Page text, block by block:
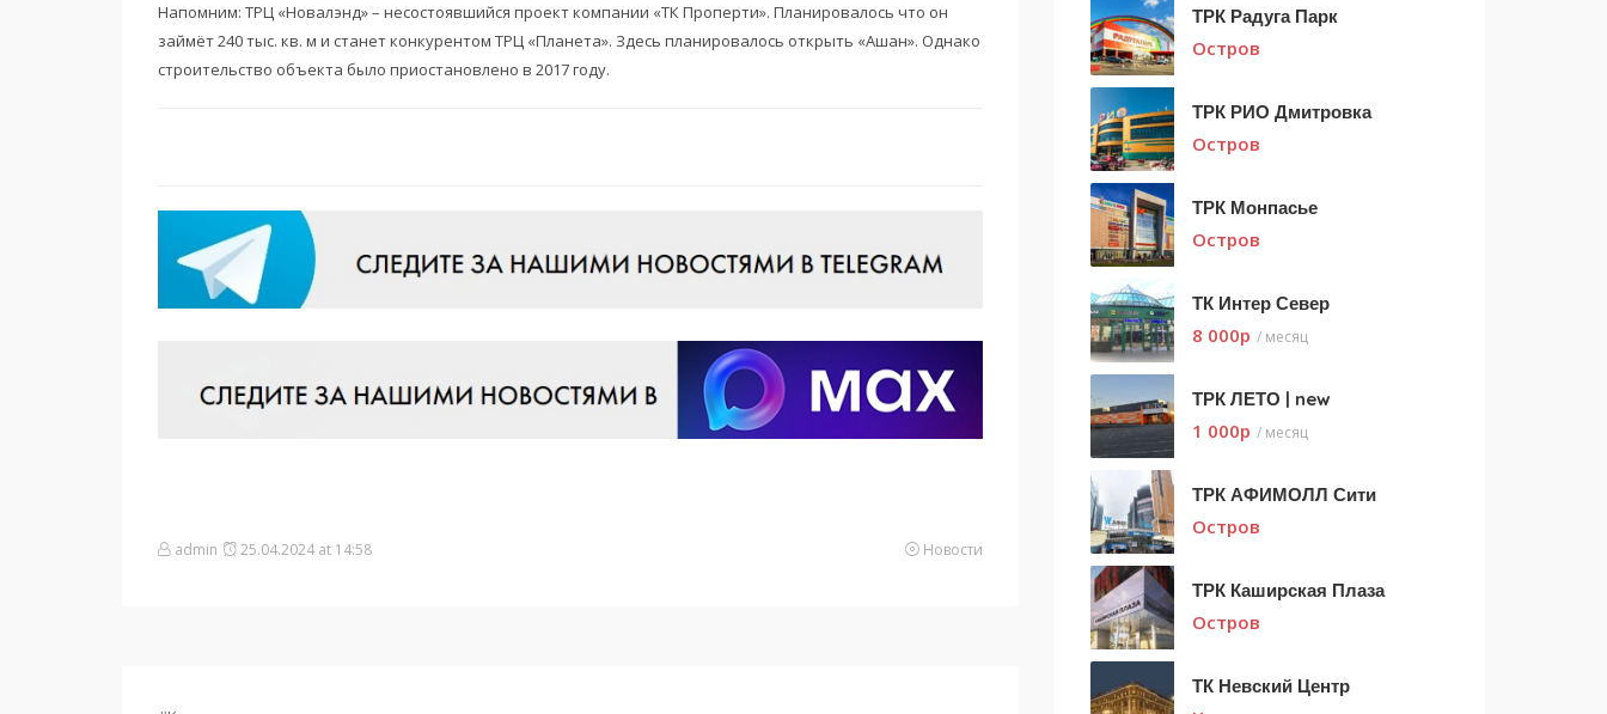
Напомним: ТРЦ «Новалэнд» – несостоявшийся проект компании «ТК Проперти». Планировалось что он
займёт 240 тыс. кв. м и станет конкурентом ТРЦ «Планета». Здесь планировалось открыть «Ашан». Однако
строительство объекта было приостановлено в 2017 году.
admin 25.04.2024 at 14:58 Новости
ТРК Радуга Парк
Остров
ТРК РИО Дмитровка
Остров
ТРК Монпасье
Остров
ТК Интер Север
8 000p / месяц
ТРК ЛЕТО | new
1 000p / месяц
ТРК АФИМОЛЛ Сити
Остров
ТРК Каширская Плаза
Остров
ТК Невский Центр